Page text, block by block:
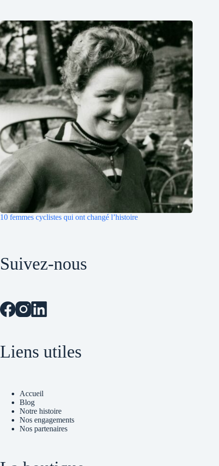
10 femmes cyclistes qui ont changé l’histoire
Suivez-nous
Liens utiles
Accueil
Blog
Notre histoire
Nos engagements
Nos partenaires